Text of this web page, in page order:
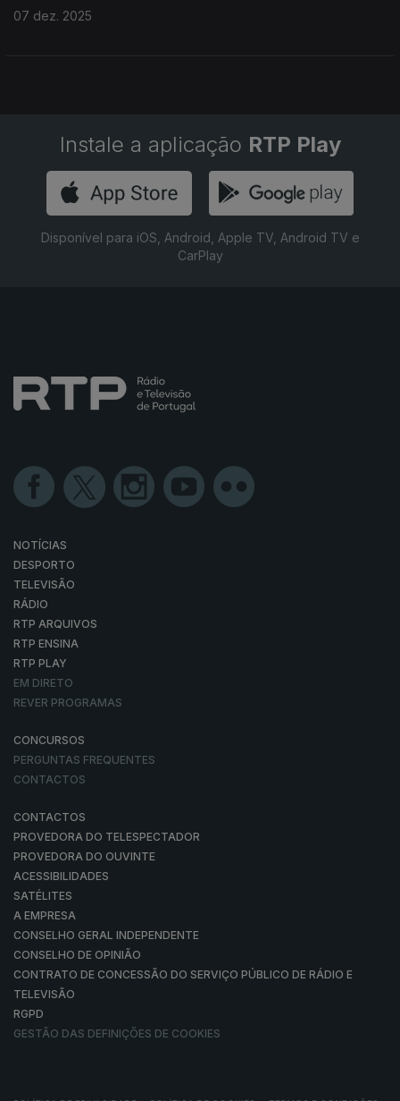
07 dez. 2025
Instale a aplicação RTP Play
Disponível para iOS, Android, Apple TV, Android TV e
CarPlay
NOTÍCIAS
DESPORTO
TELEVISÃO
RÁDIO
RTP ARQUIVOS
RTP ENSINA
RTP PLAY
EM DIRETO
REVER PROGRAMAS
CONCURSOS
PERGUNTAS FREQUENTES
CONTACTOS
CONTACTOS
PROVEDORA DO TELESPECTADOR
PROVEDORA DO OUVINTE
ACESSIBILIDADES
SATÉLITES
A EMPRESA
CONSELHO GERAL INDEPENDENTE
CONSELHO DE OPINIÃO
CONTRATO DE CONCESSÃO DO SERVIÇO PÚBLICO DE RÁDIO E
TELEVISÃO
RGPD
GESTÃO DAS DEFINIÇÕES DE COOKIES